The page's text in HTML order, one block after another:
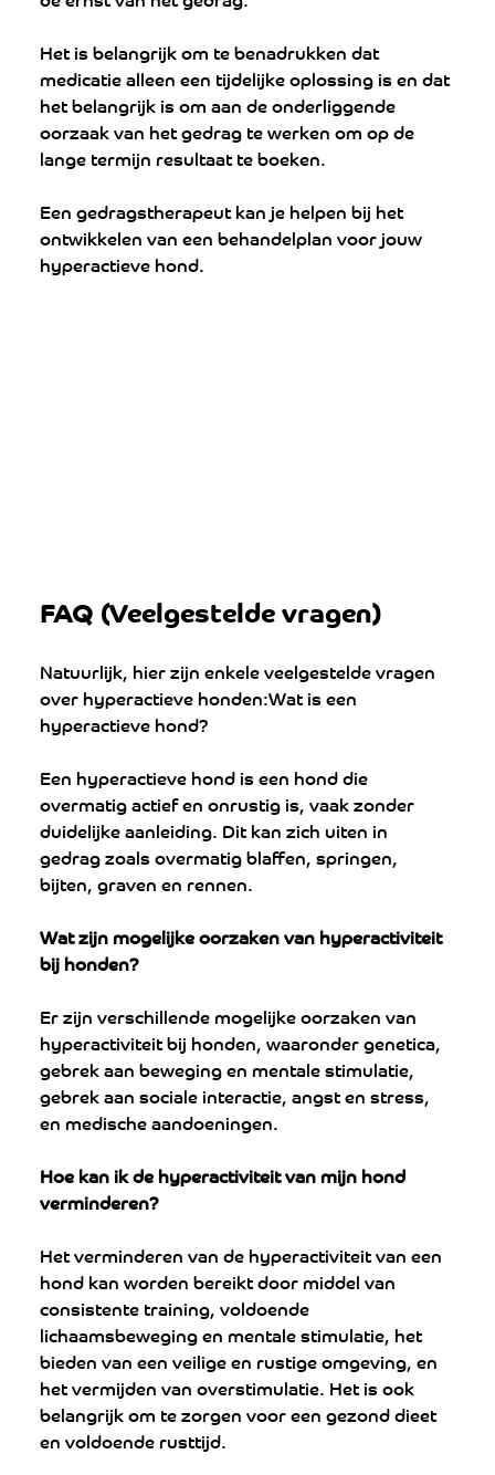
Het is belangrijk om te benadrukken dat
medicatie alleen een tijdelijke oplossing is en dat
het belangrijk is om aan de onderliggende
oorzaak van het gedrag te werken om op de
lange termijn resultaat te boeken.
Een gedragstherapeut kan je helpen bij het
ontwikkelen van een behandelplan voor jouw
hyperactieve hond.
FAQ (Veelgestelde vragen)
Natuurlijk, hier zijn enkele veelgestelde vragen
over hyperactieve honden:Wat is een
hyperactieve hond?
Een hyperactieve hond is een hond die
overmatig actief en onrustig is, vaak zonder
duidelijke aanleiding. Dit kan zich uiten in
gedrag zoals overmatig blaffen, springen,
bijten, graven en rennen.
Wat zijn mogelijke oorzaken van hyperactiviteit
bij honden?
Er zijn verschillende mogelijke oorzaken van
hyperactiviteit bij honden, waaronder genetica,
gebrek aan beweging en mentale stimulatie,
gebrek aan sociale interactie, angst en stress,
en medische aandoeningen.
Hoe kan ik de hyperactiviteit van mijn hond
verminderen?
Het verminderen van de hyperactiviteit van een
hond kan worden bereikt door middel van
consistente training, voldoende
lichaamsbeweging en mentale stimulatie, het
bieden van een veilige en rustige omgeving, en
het vermijden van overstimulatie. Het is ook
belangrijk om te zorgen voor een gezond dieet
en voldoende rusttijd.